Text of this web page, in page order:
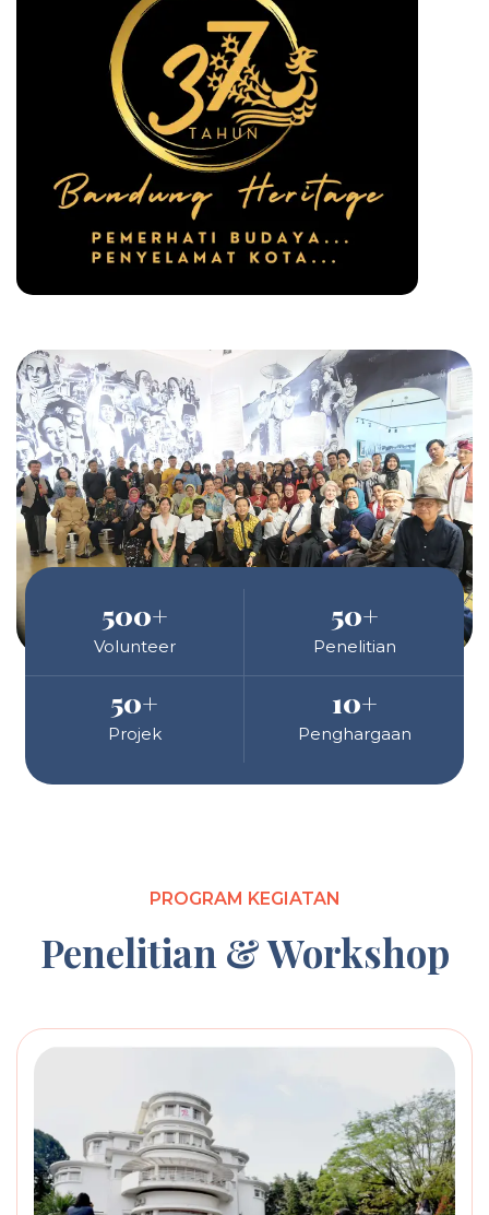
Volunteer
500+
Penelitian
50+
Projek
50+
Penghargaan
10+
PROGRAM KEGIATAN
Penelitian & Workshop